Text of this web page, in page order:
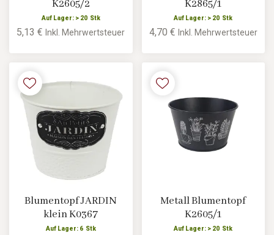
K2605/2
Auf Lager: > 20 Stk
5,13 €Inkl. Mehrwertsteuer
K2865/1
Auf Lager: > 20 Stk
4,70 € Inkl. Mehrwertsteuer
Blumentopf JARDIN
klein K0367
Auf Lager: 6 Stk
Metall Blumentopf
K2605/1
Auf Lager: > 20 Stk